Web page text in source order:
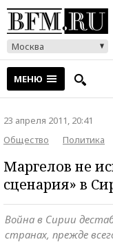
Москва
МЕНЮ
23 апреля 2011, 20:41
Общество
Политика
Маргелов не
сценария» в
Война в Сирии
странах, прежде